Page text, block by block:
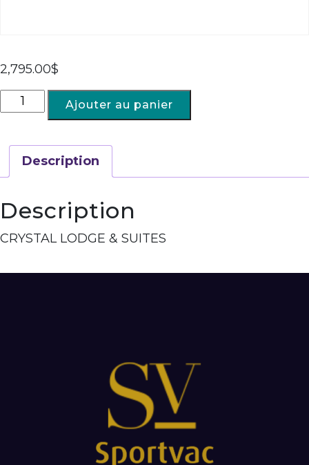
2,795.00$
Ajouter au panier
Description
Description
CRYSTAL LODGE & SUITES